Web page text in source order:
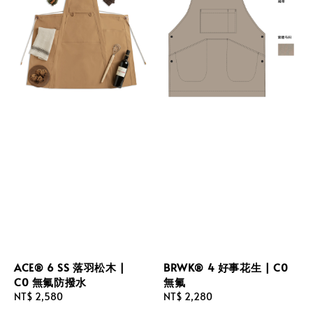
ACE® 6 SS 落羽松木 |
C0 無氟防撥水
Regular
NT$ 2,580
BRWK® 4 好事花生 | C0
無氟
Regular
NT$ 2,280